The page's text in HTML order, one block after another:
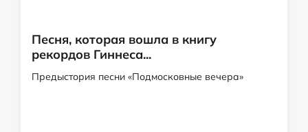
Песня, которая вошла в книгу
рекордов Гиннеса...
Предыстория песни «Подмосковные вечера»